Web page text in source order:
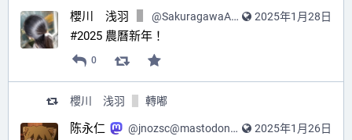
2025年1月28日
櫻川 浅羽 @SakuragawaAsaba@hub.sakuragawa.moe
#2025 農曆新年！
0
櫻川 浅羽 轉嘟
2025年1月26日
陈永仁 @jnozsc@mastodon.social